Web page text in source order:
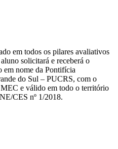
em todos os pilares avaliativos
solicitará e receberá o
em nome da Pontifícia
do Sul – PUCRS, com o
e válido em todo o território
CES nº 1/2018.